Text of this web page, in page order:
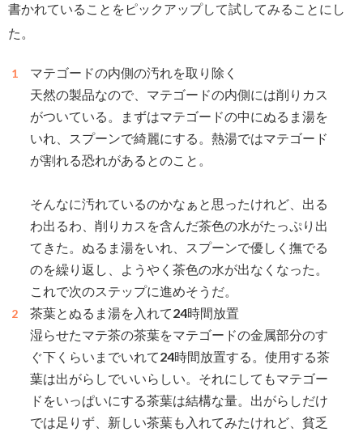
書かれていることをピックアップして試してみることにし
た。
マテゴードの内側の汚れを取り除く
天然の製品なので、マテゴードの内側には削りカス
がついている。まずはマテゴードの中にぬるま湯を
いれ、スプーンで綺麗にする。熱湯ではマテゴード
が割れる恐れがあるとのこと。
そんなに汚れているのかなぁと思ったけれど、出る
わ出るわ、削りカスを含んだ茶色の水がたっぷり出
てきた。ぬるま湯をいれ、スプーンで優しく撫でる
のを繰り返し、ようやく茶色の水が出なくなった。
これで次のステップに進めそうだ。
茶葉とぬるま湯を入れて24時間放置
湿らせたマテ茶の茶葉をマテゴードの金属部分のす
ぐ下くらいまでいれて24時間放置する。使用する茶
葉は出がらしでいいらしい。それにしてもマテゴー
ドをいっぱいにする茶葉は結構な量。出がらしだけ
では足りず、新しい茶葉も入れてみたけれど、貧乏